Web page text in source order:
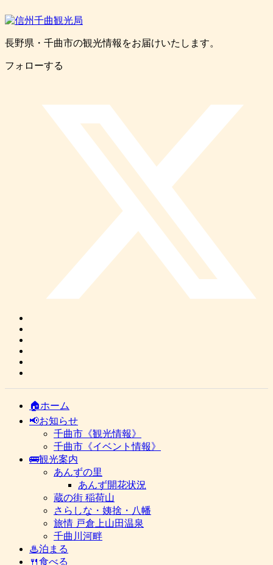
長野県・千曲市の観光情報をお届けいたします。
フォローする
🏠ホーム
📢お知らせ
千曲市《観光情報》
千曲市《イベント情報》
🚌観光案内
あんずの里
あんず開花状況
蔵の街 稲荷山
さらしな・姨捨・八幡
旅情 戸倉上山田温泉
千曲川河畔
♨泊まる
🍴食べる